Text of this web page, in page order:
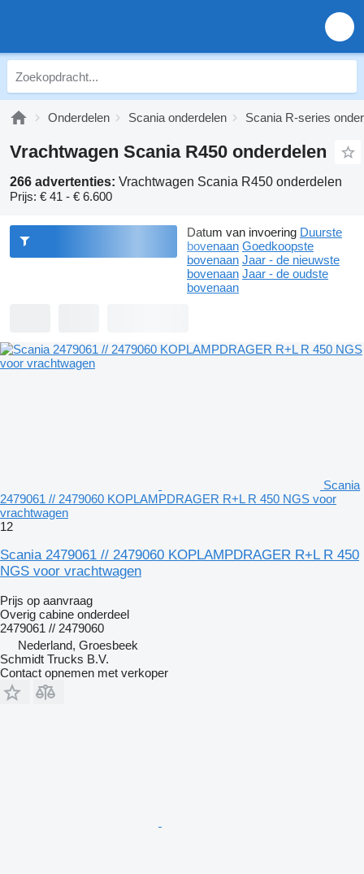
Onderdelen Scania onderdelen Scania R-series
Vrachtwagen Scania R450 onderdelen
266 advertenties: Vrachtwagen Scania R450 onderdelen
Prijs: € 41 - € 6.600
Datum van invoering Duurste
bovenaan Goedkoopste
bovenaan Jaar - de nieuwste
bovenaan Jaar - de oudste
bovenaan
Scania
2479061 // 2479060 KOPLAMPDRAGER R+L R 450 NGS voor
vrachtwagen
12
Scania 2479061 // 2479060 KOPLAMPDRAGER R+L R 450
NGS voor vrachtwagen
Prijs op aanvraag
Overig cabine onderdeel
2479061 // 2479060
Nederland, Groesbeek
Schmidt Trucks B.V.
Contact opnemen met verkoper